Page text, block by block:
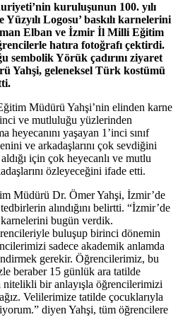
kuruluşunun 100. yılı
Logosu’ baskılı karnelerini
Elban ve İzmir İl Milli Eğitim
hatıra fotoğrafı çektirdi.
sembolik Yörük çadırını ziyaret
Yahşi, geleneksel Türk kostümü
Müdürü Yahşi’nin elinden karne
ve mutluluğu yüzlerinden
yaşayan 1’inci sınıf
ve arkadaşlarını çok sevdiğini
için çok heyecanlı ve mutlu
özleyeceğini ifade etti.
Müdürü Dr. Ömer Yahşi, İzmir’de
alındığını belirtti. “İzmir’de
bugün verdik.
buluşup birinci dönemin
sadece akademik anlamda
gerekir. Öğrencilerimiz, bu
beraber 15 günlük ara tatilde
nitelikli bir anlayışla öğrencilerimizi
Velilerimize tatilde çocuklarıyla
diyen Yahşi, tüm öğrencilere